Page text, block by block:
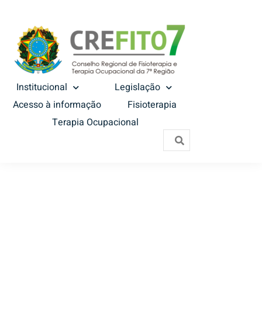
Institucional
Legislação
Acesso à informação
Fisioterapia
Terapia Ocupacional